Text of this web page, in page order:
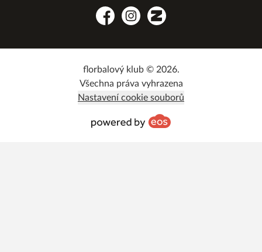
FacebookInstagramZonerama
florbalový klub © 2026.
Všechna práva vyhrazena
Nastavení cookie souborů